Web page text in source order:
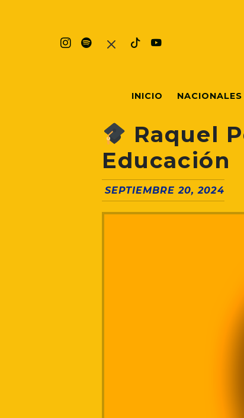
INICIO NACIONALES
Raquel
Educación
SEPTIEMBRE 20, 2024